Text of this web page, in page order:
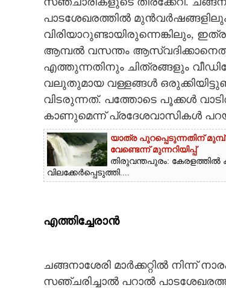
CONTACT US
പാടശേഖരത്തിൽ
വിരിയാറുണ്ടായിരുന്നെങ്കിലും,
ആമ്പൽ വസന്തം
എത്തുന്നതിനും ചിത്രങ്ങളും
വലുതുമായ വള്ളങ്ങൾ
വിടരുന്നത്. പത്തോടെ പൂക്കൾ
കാണുമെന്ന് പ്രദേശവാസികൾ
യാത്ര പുറപ്പെടുന്നതിന്
വേണ്ടെന്ന് മുന്നറിയിപ്പ്
തിരുവന്തപുരം: കേരളത്തിൽ
വിലക്കേർപ്പെടുത്തി....
എത്തിച്ചേരാൻ
ചങ്ങനാശേരി മാർക്കറ്റിൽ നിന്ന്
സഞ്ചരിച്ചാൽ പറാൽ